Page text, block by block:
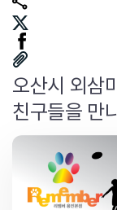
오산시 외삼
친구들을 만